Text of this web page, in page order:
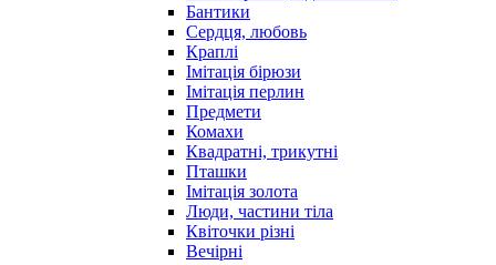
Бантики
Сердця, любовь
Краплі
Імітація бірюзи
Імітація перлин
Предмети
Комахи
Квадратні, трикутні
Пташки
Імітація золота
Люди, частини тіла
Квіточки різні
Вечірні